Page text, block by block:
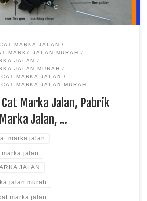
MARKA JALAN
MARKA JALAN MURAH
JALAN
JALAN MURAH
MARKA JALAN
MARKA JALAN MURAH
Marka Jalan, Pabrik
Jalan, …
marka jalan
jalan
JALAN
jalan murah
marka jalan